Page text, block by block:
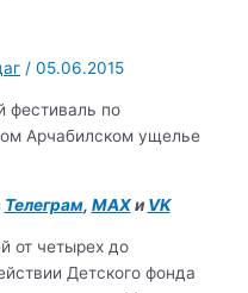
/ 05.06.2015
по
Арчабилском ущелье
Телеграм, MAXи VK
от четырех до
Детского фонда